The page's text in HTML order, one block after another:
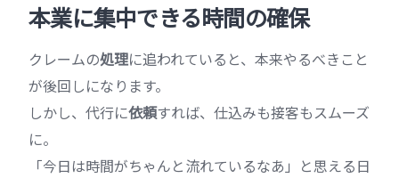
本業に集中できる時間の確保
クレームの処理に追われていると、本来やるべきこと
が後回しになります。
しかし、代行に依頼すれば、仕込みも接客もスムーズ
に。
「今日は時間がちゃんと流れているなあ」と思える日